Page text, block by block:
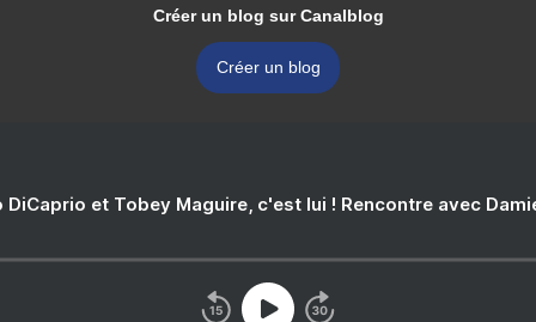
Créer un blog sur Canalblog
Créer un blog
DiCaprio et Tobey Maguire, c'est lui ! Rencontre avec